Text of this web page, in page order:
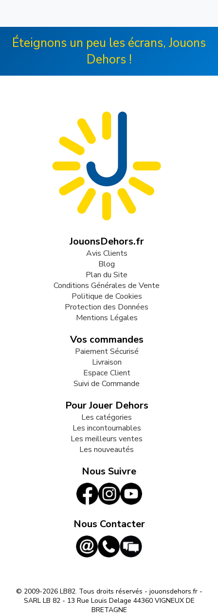
Éteignons un peu les écrans, Jouons
Dehors !
JouonsDehors.fr
Avis Clients
Blog
Plan du Site
Conditions Générales de Vente
Politique de Cookies
Protection des Données
Mentions Légales
Vos commandes
Paiement Sécurisé
Livraison
Espace Client
Suivi de Commande
Pour Jouer Dehors
Les catégories
Les incontournables
Les meilleurs ventes
Les nouveautés
Nous Suivre
Nous Contacter
© 2009-2026 LB82. Tous droits réservés - jouonsdehors.fr -
SARL LB 82 - 13 Rue Louis Delage 44360 VIGNEUX DE
BRETAGNE